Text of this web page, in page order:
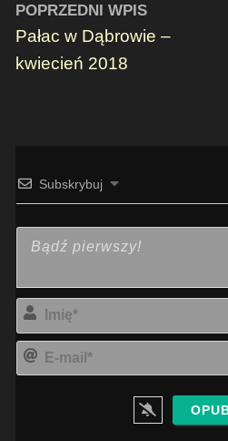
POPRZEDNI WPIS
Pałac w Dąbrowie –
kwiecień 2018
Subskrybuj